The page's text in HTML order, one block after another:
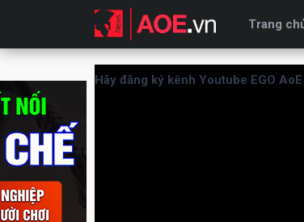
Trang
Hãy đăng ký kênh Youtube EGO